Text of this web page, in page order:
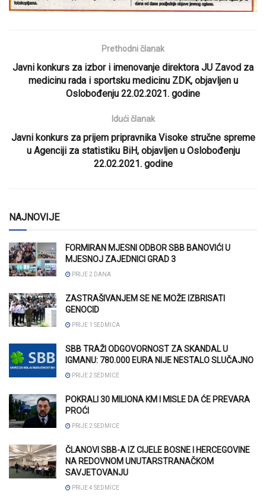
Prethodni članak
Javni konkurs za izbor i imenovanje direktora JU Zavod za
medicinu rada i sportsku medicinu ZDK, objavljen u
Oslobođenju 22.02.2021. godine
Idući članak
Javni konkurs za prijem pripravnika Visoke stručne spreme
u Agenciji za statistiku BiH, objavljen u Oslobođenju
22.02.2021. godine
NAJNOVIJE
FORMIRAN MJESNI ODBOR SBB BANOVIĆI U
MJESNOJ ZAJEDNICI GRAD 3
PRIJE 2 DANA
ZASTRAŠIVANJEM SE NE MOŽE IZBRISATI
GENOCID
PRIJE 1 SEDMICA
SBB TRAŽI ODGOVORNOST ZA SKANDAL U
IGMANU: 780.000 EURA NIJE NESTALO SLUČAJNO
PRIJE 2 SEDMICE
POKRALI 30 MILIONA KM I MISLE DA ĆE PREVARA
PROĆI
PRIJE 2 SEDMICE
ČLANOVI SBB-A IZ CIJELE BOSNE I HERCEGOVINE
NA REDOVNOM UNUTARSTRANAČKOM
SAVJETOVANJU
PRIJE 4 SEDMICE